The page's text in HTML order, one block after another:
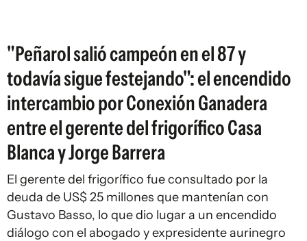
"Peñarol salió campeón en el 87 y
todavía sigue festejando": el encendido
intercambio por Conexión Ganadera
entre el gerente del frigorífico Casa
Blanca y Jorge Barrera
El gerente del frigorífico fue consultado por la
deuda de US$ 25 millones que mantenían con
Gustavo Basso, lo que dio lugar a un encendido
diálogo con el abogado y expresidente aurinegro